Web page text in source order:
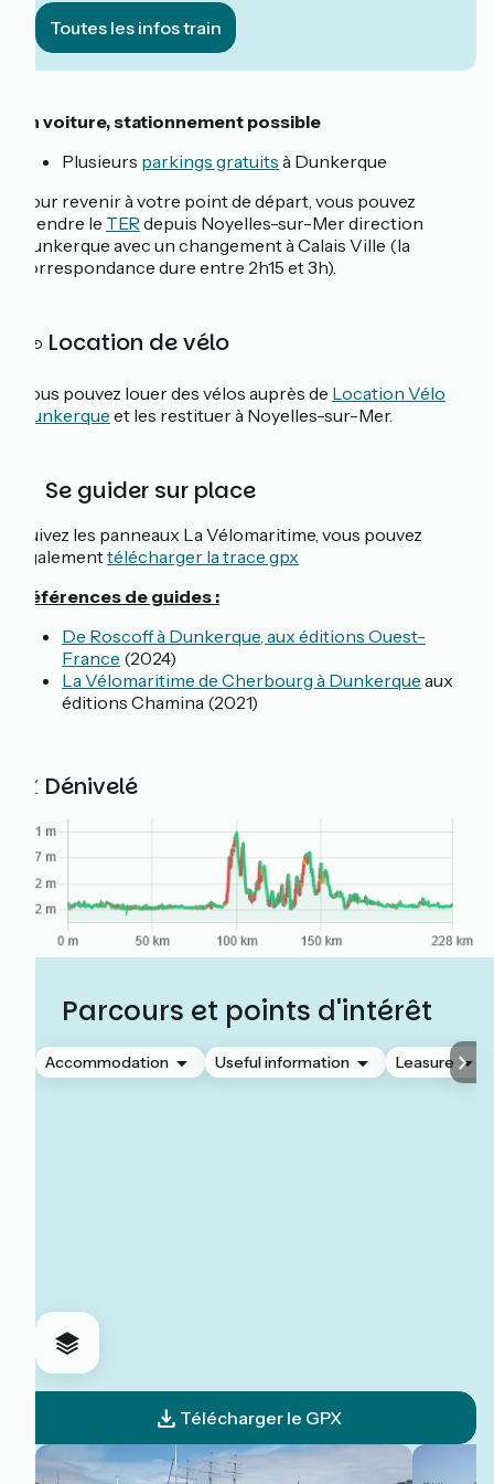
Toutes les infos train
En voiture, stationnement possible
Plusieurs parkings gratuits à Dunkerque
Pour revenir à votre point de départ, vous pouvez
prendre le TERdepuis Noyelles-sur-Mer direction
Dunkerque avec un changement à Calais Ville (la
correspondance dure entre 2h15 et 3h).
🚲 Location de vélo
Vous pouvez louer des vélos auprès de Location Vélo
Dunkerque et les restituer à Noyelles-sur-Mer.
Se guider sur place
Suivez les panneaux La Vélomaritime, vous pouvez
égalementtélécharger la trace gpx
Références de guides :
De Roscoff à Dunkerque, aux éditions Ouest-
France (2024)
La Vélomaritime de Cherbourg à Dunkerque aux
éditions Chamina (2021)
📈 Dénivelé
Parcours et points d'intérêt
Accommodation Useful information Leasure
Télécharger le GPX